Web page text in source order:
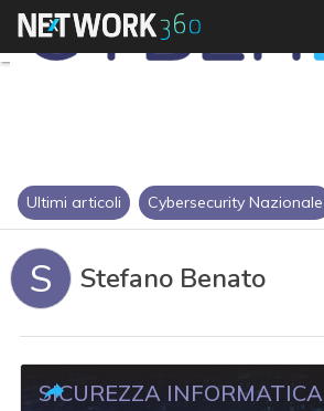
Ultimi articoli Cybersecurity Nazionale
S Stefano Benato
SICUREZZA INFORMATICA